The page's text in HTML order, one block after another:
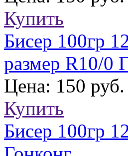
Купить
Бисер 100гр
размер R10/0
Цена: 150 руб.
Купить
Бисер 100гр